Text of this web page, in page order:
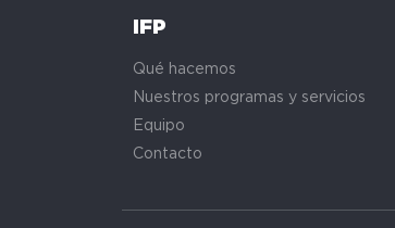
IFP
Qué hacemos
Nuestros programas y servicios
Equipo
Contacto